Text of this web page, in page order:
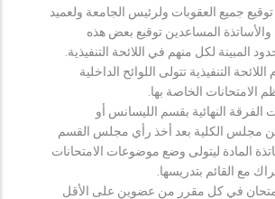
جميع العقوبات ولرئيس الجامعة ولعميد
والأساتذة المساعدين توقيع بعض هذه
المبينة لكل منهم في اللائحة التنفيذية.
التنفيذية تتولى اللوائح الداخلية
الامتحانات الخاصة بها.
الفرقة النهائية بقسم الليسانس أو
مجلس الكلية بعد أخذ رأي مجلس القسم
المادة ليتولى وضع موضوعات الامتحانات
مع القائم بتدريسها.
في كل مقرر من عضوين على الأقل